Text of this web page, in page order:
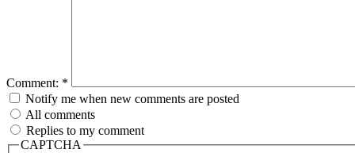
Comment: *
Notify me when new comments are posted
All comments
Replies to my comment
CAPTCHA